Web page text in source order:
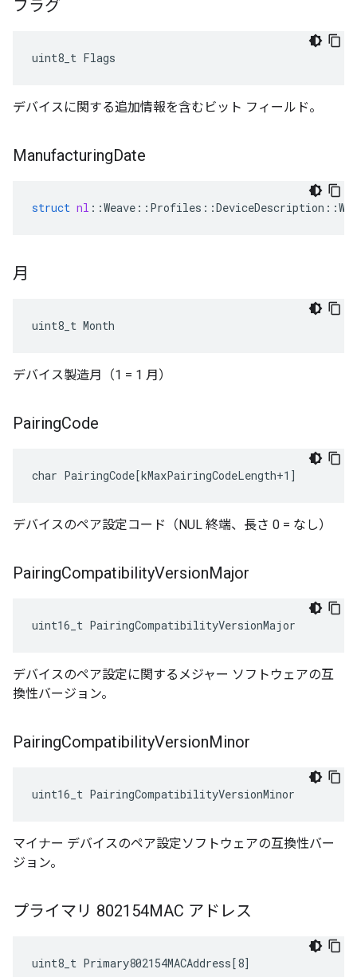
フラグ
uint8_t Flags
デバイスに関する追加情報を含むビット フィールド。
ManufacturingDate
struct nl ::Weave :: Profiles ::DeviceDescription ::
月
uint8_t Month
デバイス製造月（1 = 1 月）
PairingCode
char PairingCode[kMaxPairingCodeLength+1]
デバイスのペア設定コード（NUL 終端、長さ 0 = なし）
PairingCompatibilityVersionMajor
uint16_t PairingCompatibilityVersionMajor
デバイスのペア設定に関するメジャー ソフトウェアの互
換性バージョン。
PairingCompatibilityVersionMinor
uint16_t PairingCompatibilityVersionMinor
マイナー デバイスのペア設定ソフトウェアの互換性バー
ジョン。
プライマリ 802154MAC アドレス
uint8_t Primary802154MACAddress[8]